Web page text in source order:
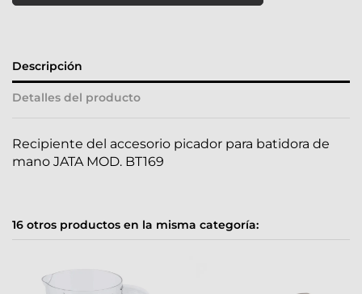
Descripción
Detalles del producto
Recipiente del accesorio picador para batidora de
mano JATA MOD. BT169
16 otros productos en la misma categoría: